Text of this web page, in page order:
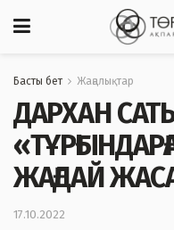
Басты бет Жаңалықтар
ДАРХАН
ЖАҒДАЙ
17.10.2022